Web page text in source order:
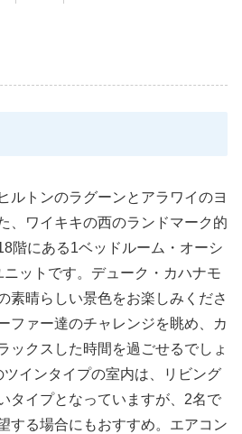
ルトンのラグーンとアラワイのヨ
、ワイキキの西のランドマーク的
階にある1ベッドルーム・オーシ
ットです。デューク・カハナモ
素晴らしい景色をお楽しみくださ
ファー達のチャレンジを眺め、カ
ックスした時間を過ごせるでしょ
ツインタイプの室内は、リビング
タイプとなっていますが、2名で
する場合にもおすすめ。エアコン